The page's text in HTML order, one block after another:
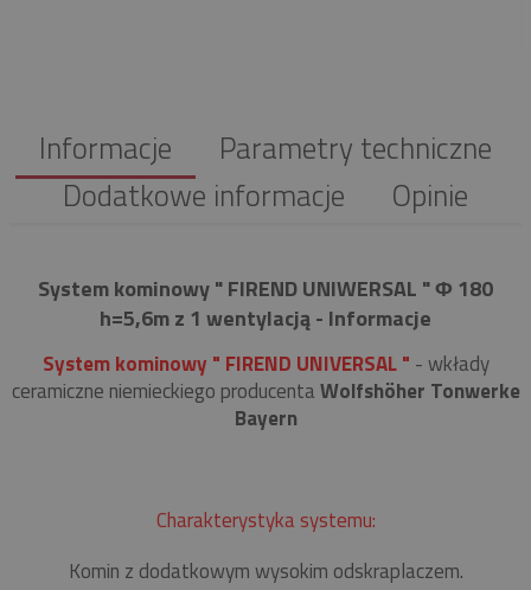
Informacje
Parametry techniczne
Dodatkowe informacje
Opinie
System kominowy " FIREND UNIWERSAL " Φ 180
h=5,6m z 1 wentylacją - Informacje
System kominowy " FIREND UNIVERSAL " - wkłady
ceramiczne niemieckiego producentaWolfshöher Tonwerke
Bayern
Charakterystyka systemu:
Komin z dodatkowym wysokim odskraplaczem.